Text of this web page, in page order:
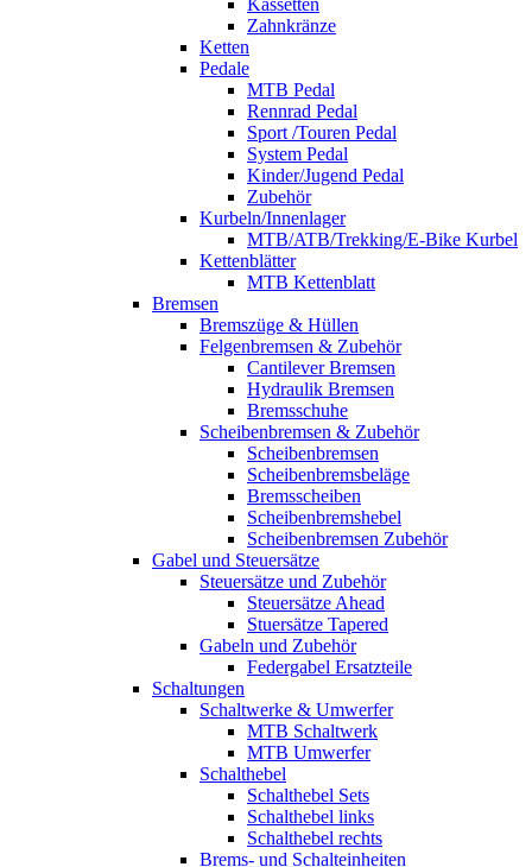
Kassetten
Zahnkränze
Ketten
Pedale
MTB Pedal
Rennrad Pedal
Sport /Touren Pedal
System Pedal
Kinder/Jugend Pedal
Zubehör
Kurbeln/Innenlager
MTB/ATB/Trekking/E-Bike Kurbel
Kettenblätter
MTB Kettenblatt
Bremsen
Bremszüge & Hüllen
Felgenbremsen & Zubehör
Cantilever Bremsen
Hydraulik Bremsen
Bremsschuhe
Scheibenbremsen & Zubehör
Scheibenbremsen
Scheibenbremsbeläge
Bremsscheiben
Scheibenbremshebel
Scheibenbremsen Zubehör
Gabel und Steuersätze
Steuersätze und Zubehör
Steuersätze Ahead
Stuersätze Tapered
Gabeln und Zubehör
Federgabel Ersatzteile
Schaltungen
Schaltwerke & Umwerfer
MTB Schaltwerk
MTB Umwerfer
Schalthebel
Schalthebel Sets
Schalthebel links
Schalthebel rechts
Brems- und Schalteinheiten